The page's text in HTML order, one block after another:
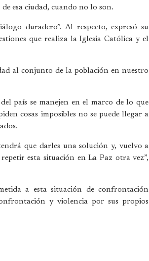
esa ciudad, cuando no lo son.
duradero”. Al respecto, expresó su
que realiza la Iglesia Católica y el
al conjunto de la población en nuestro
país se manejen en el marco de lo que
cosas imposibles no se puede llegar a
que darles una solución y, vuelvo a
esta situación en La Paz otra vez”,
a esta situación de confrontación
y violencia por sus propios